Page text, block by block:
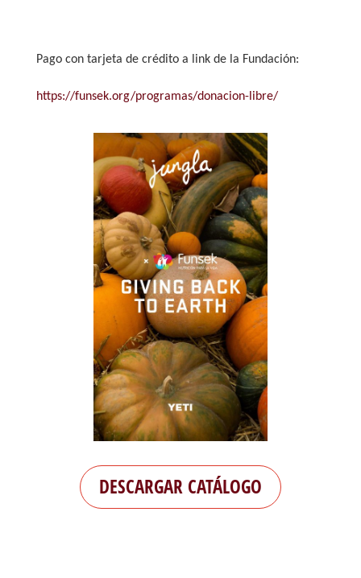
Pago con tarjeta de crédito a link de la Fundación:
https://funsek.org/programas/donacion-libre/
DESCARGAR CATÁLOGO